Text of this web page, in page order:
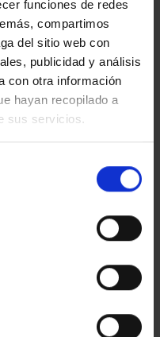
funciones de redes
compartimos
del sitio web con
publicidad y análisis
con otra información
hayan recopilado a
sus servicios.
16,94 €
ALHAMBRA DE